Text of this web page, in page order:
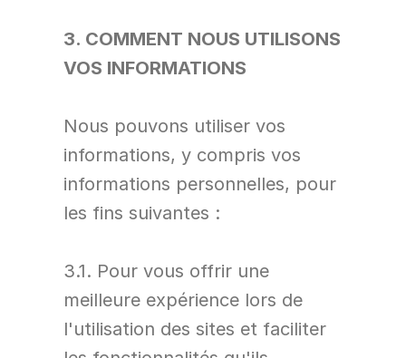
3. COMMENT NOUS UTILISONS
VOS INFORMATIONS
Nous pouvons utiliser vos
informations, y compris vos
informations personnelles, pour
les fins suivantes :
3.1. Pour vous offrir une
meilleure expérience lors de
l'utilisation des sites et faciliter